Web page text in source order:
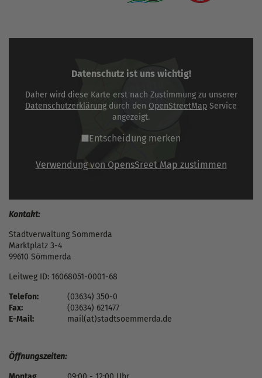
Datenschutz ist uns wichtig!
Daher wird diese Karte erst nach Zustimmung zu unserer
Datenschutzerklärung durch den OpenStreetMap Service
angezeigt.
Entscheidung merken
Verwendung von OpensSreet Map zustimmen
Kontakt:
Stadtverwaltung Sömmerda
Marktplatz 3-4
99610 Sömmerda
Leitweg ID: 16068051-0001-68
Telefon:
(03634) 350-0
Fax:
(03634) 621477
E-Mail:
mail(at)stadtsoemmerda.de
Öffnungszeiten: